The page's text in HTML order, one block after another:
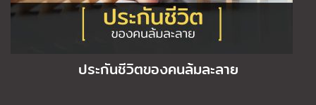
ประกันชีวิตของคนล้มละลาย